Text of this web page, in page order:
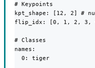
# Keypoints
kpt_shape: [12, 2] #
flip_idx: [0, 1, 2, 3,
# Classes
names:
  0: tiger